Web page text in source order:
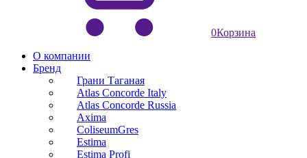
0Корзина
О компании
Бренд
Грани Таганая
Atlas Concorde Italy
Atlas Concorde Russia
Axima
ColiseumGres
Estima
Estima Profi